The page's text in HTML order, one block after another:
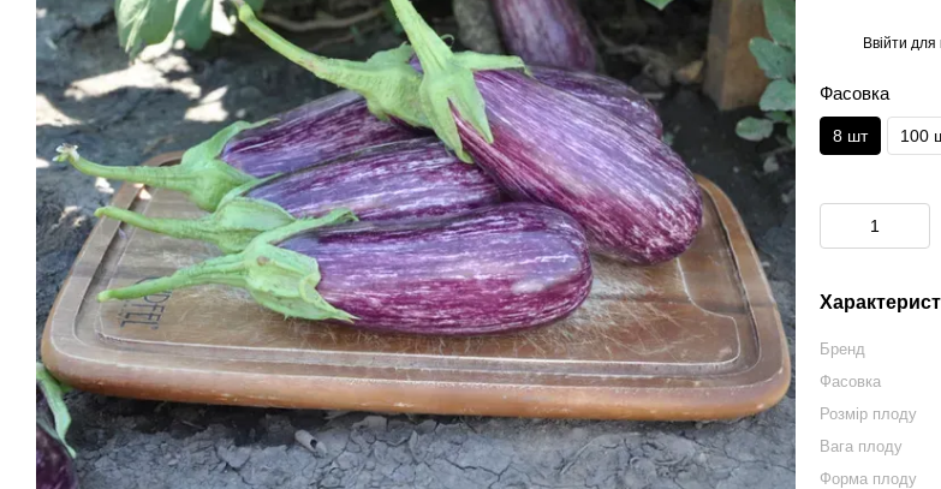
Ввійти для
Фасовка
8 шт 100
Бренд
Фасовка
Розмір плоду
Вага плоду
Форма плоду